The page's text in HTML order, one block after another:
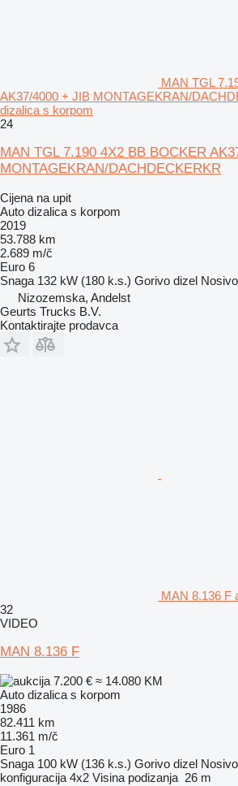
MAN TGL
AK37/4000 + JIB MONTAGEKRAN/
dizalica s korpom
24
MAN TGL 7.190 4X2 BB BOCKER
MONTAGEKRAN/DACHDECKERKR
Cijena na upit
Auto dizalica s korpom
2019
53.788 km
2.689 m/č
Euro 6
Snaga 132 kW (180 k.s.) Gorivo dizel
Nizozemska, Andelst
Geurts Trucks B.V.
Kontaktirajte prodavca
MAN 8.136 F
32
VIDEO
MAN 8.136 F
7.200 € ≈ 14.080 KM
Auto dizalica s korpom
1986
82.411 km
11.361 m/č
Euro 1
Snaga 100 kW (136 k.s.) Gorivo dizel
konfiguracija 4x2 Visina podizanja 26 m